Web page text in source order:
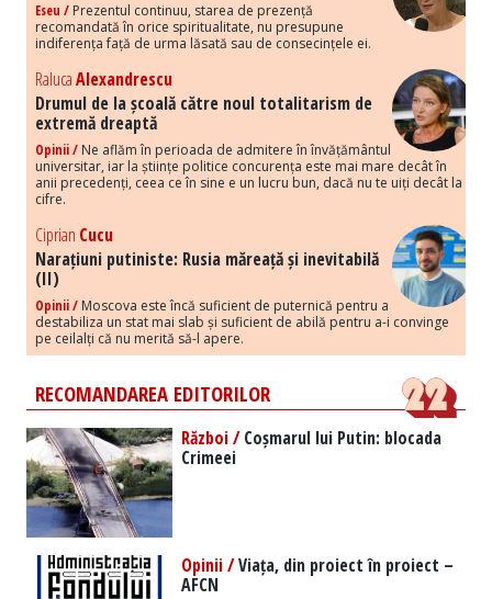
Eseu / Prezentul continuu, starea de prezență
recomandată în orice spiritualitate, nu presupune
indiferența față de urma lăsată sau de consecințele ei.
RalucaAlexandrescu
Drumul de la școală către noul totalitarism de
extremă dreaptă
Opinii / Ne aflăm în perioada de admitere în învățământul
universitar, iar la științe politice concurența este mai mare decât în
anii precedenți, ceea ce în sine e un lucru bun, dacă nu te uiți decât la
cifre.
Ciprian Cucu
Narațiuni putiniste: Rusia măreață și inevitabilă
(II)
Opinii / Moscova este încă suficient de puternică pentru a
destabiliza un stat mai slab și suficient de abilă pentru a-i convinge
pe ceilalți că nu merită să-l apere.
RECOMANDAREA EDITORILOR
Război /Coșmarul lui Putin: blocada
Crimeei
Opinii /Viața, din proiect în proiect –
AFCN